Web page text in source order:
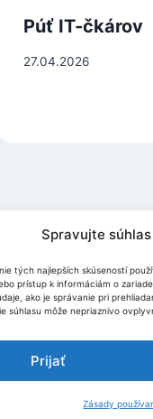
Spravujte
tých najlepších skúseností
prístup k informáciám o
ako je správanie pri
súhlasu môže nepriaznivo
Prijať
Zásady
Púť IT-čkárov
27.04.2026
Sídlo
A.